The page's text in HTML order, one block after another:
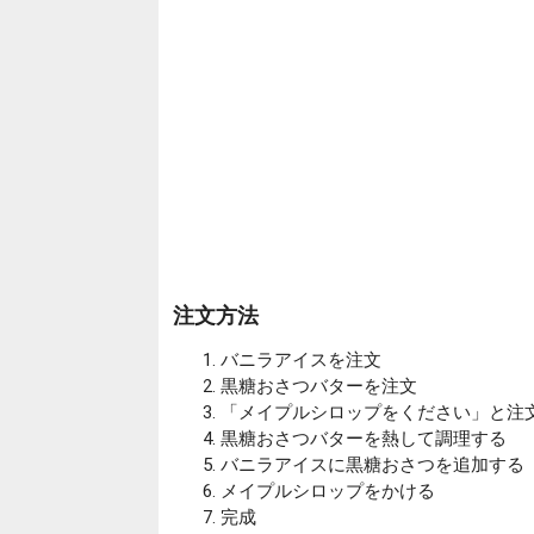
注文方法
バニラアイスを注文
黒糖おさつバターを注文
「メイプルシロップをください」と注
黒糖おさつバターを熱して調理する
バニラアイスに黒糖おさつを追加する
メイプルシロップをかける
完成